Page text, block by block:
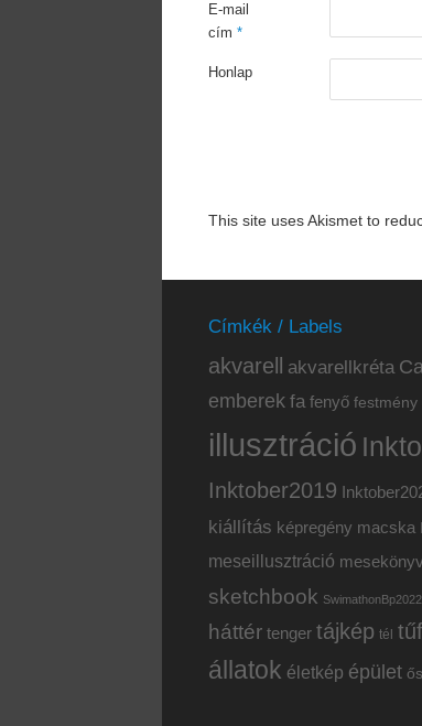
E-mail
cím *
Honlap
This site uses Akismet to
Címkék / Labels
akvarell akvarellkréta
emberek fa fenyő festmény
illusztráció
Inktober2019
kiállítás képregény macska
meseillusztráció mesekönyv
sketchbook SwimathonBp2022
háttér tenger tájkép tél
állatok életkép épület